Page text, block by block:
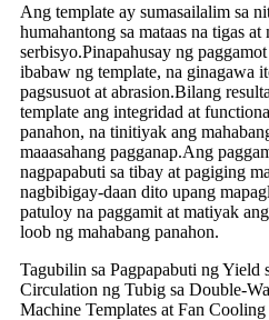
Ang template ay sumasailalim sa
humahantong sa mataas na tigas
serbisyo.Pinapahusay ng
ibabaw ng template, na ginagawa
pagsusuot at abrasion.Bilang
template ang integridad at
panahon, na tinitiyak ang
maaasahang pagganap.Ang
nagpapabuti sa tibay at pagiging
nagbibigay-daan dito upang
patuloy na paggamit at matiyak
loob ng mahabang panahon.
Tagubilin sa Pagpapabuti ng Yield
Circulation ng Tubig sa Double-
Machine Templates at Fan Cooling